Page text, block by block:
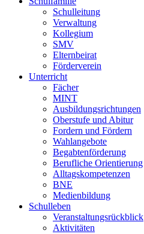
Schulleitung
Verwaltung
Kollegium
SMV
Elternbeirat
Förderverein
Unterricht
Fächer
MINT
Ausbildungsrichtungen
Oberstufe und Abitur
Fordern und Fördern
Wahlangebote
Begabtenförderung
Berufliche Orientierung
Alltagskompetenzen
BNE
Medienbildung
Schulleben
Veranstaltungsrückblick
Aktivitäten